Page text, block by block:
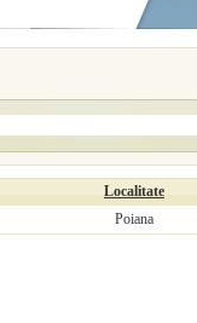
Localitate
Poiana